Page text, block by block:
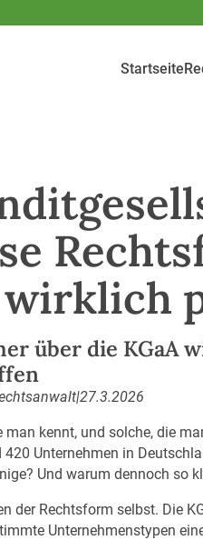
Startseite
über die KGaA
|27.3.2026
man kennt, und solche, die
Unternehmen in
Und warum dennoch so
der Rechtsform selbst. Die
Unternehmenstypen